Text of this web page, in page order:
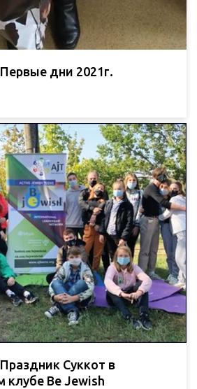
дни 2021г.
Суккот в
клубе Be Jewish